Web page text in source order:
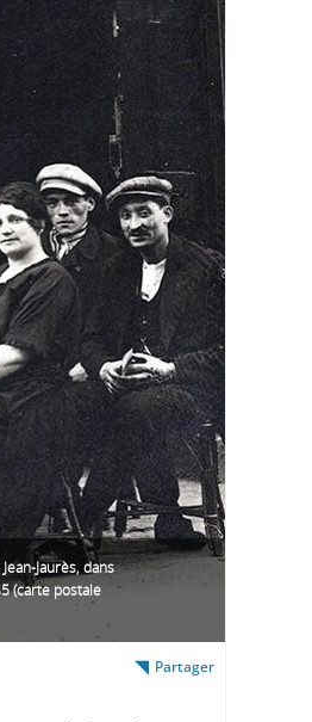
Jaurès, dans
(carte postale
Partager